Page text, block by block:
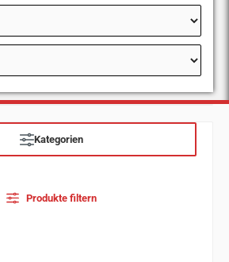
Kategorien
Produkte filtern